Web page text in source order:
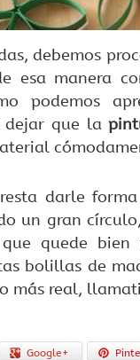
debemos
esa manera
podemos
dejar que la
darle
un gran
quede
bolillas de
más real,
Google+